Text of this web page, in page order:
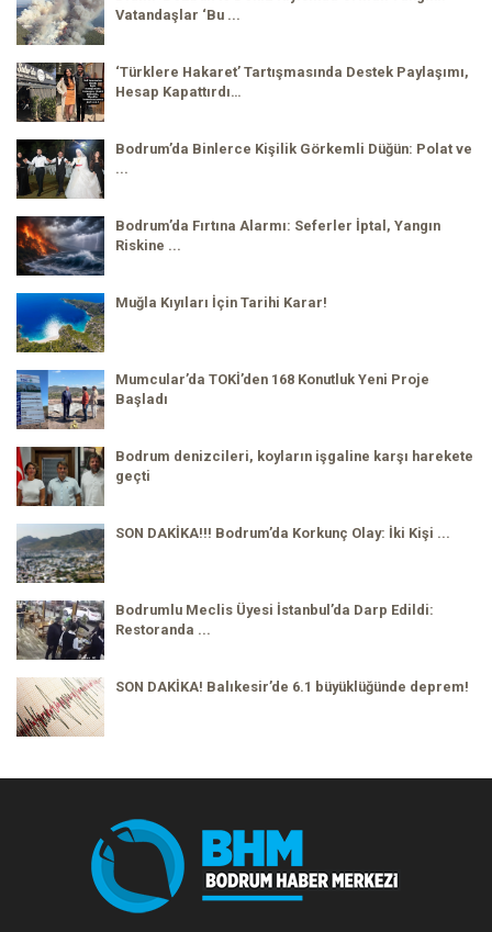
Vatandaşlar ‘Bu ...
‘Türklere Hakaret’ Tartışmasında Destek Paylaşımı,
Hesap Kapattırdı…
Bodrum’da Binlerce Kişilik Görkemli Düğün: Polat ve
...
Bodrum’da Fırtına Alarmı: Seferler İptal, Yangın
Riskine ...
Muğla Kıyıları İçin Tarihi Karar!
Mumcular’da TOKİ’den 168 Konutluk Yeni Proje
Başladı
Bodrum denizcileri, koyların işgaline karşı harekete
geçti
SON DAKİKA!!! Bodrum’da Korkunç Olay: İki Kişi ...
Bodrumlu Meclis Üyesi İstanbul’da Darp Edildi:
Restoranda ...
SON DAKİKA! Balıkesir’de 6.1 büyüklüğünde deprem!